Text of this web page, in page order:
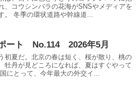
、コウシンバラの花海がSNSやメディアを
。 冬季の環状道路や幹線道...
ート No.114 2026年5月
初夏だ。北京の春は短く、桜が散り、桃の
牡丹が見どころになれば、夏はすぐやって
にとって、今年最大の外交イ...